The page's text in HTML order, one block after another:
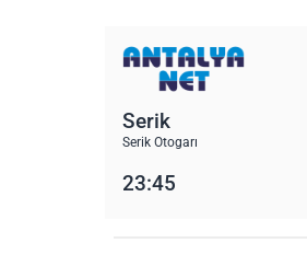
Serik
Serik Otogarı
23:45